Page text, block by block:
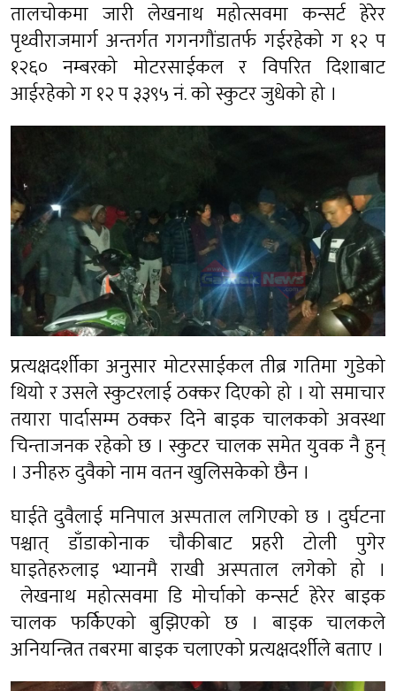
तालचोकमा जारी लेखनाथ महोत्सवमा कन्सर्ट हेरेर
पृथ्वीराजमार्ग अन्तर्गत गगनगौंडातर्फ गईरहेको ग १२ प
१२६० नम्बरको मोटरसाईकल र विपरित दिशाबाट
आईरहेको ग १२ प ३३९५ नं. को स्कुटर जुधेको हो ।
प्रत्यक्षदर्शीका अनुसार मोटरसाईकल तीब्र गतिमा गुडेको
थियो र उसले स्कुटरलाई ठक्कर दिएको हो । यो समाचार
तयारा पार्दासम्म ठक्कर दिने बाइक चालकको अवस्था
चिन्ताजनक रहेको छ । स्कुटर चालक समेत युवक नै हुन्
। उनीहरु दुवैको नाम वतन खुलिसकेको छैन ।
घाईते दुवैलाई मनिपाल अस्पताल लगिएको छ । दुर्घटना
पश्चात् डाँडाकोनाक चौकीबाट प्रहरी टोली पुगेर
घाइतेहरुलाइ भ्यानमै राखी अस्पताल लगेको हो ।
लेखनाथ महोत्सवमा डि मोर्चाको कन्सर्ट हेरेर बाइक
चालक फर्किएको बुझिएको छ । बाइक चालकले
अनियन्त्रित तबरमा बाइक चलाएको प्रत्यक्षदर्शीले बताए ।